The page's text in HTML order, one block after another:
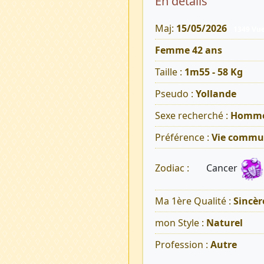
Maj: 15/05/2026
Femme 42 ans
Taille : 1m55 - 58 Kg
Pseudo : Yollande
Sexe recherché :
Préférence : Vie
Zodiac : Cancer
Ma 1ère Qualité :
mon Style : Naturel
Profession : Autre